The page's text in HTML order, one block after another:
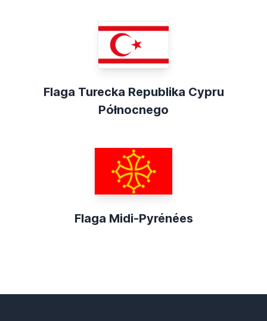
Flaga Turecka Republika Cypru
Północnego
Flaga Midi-Pyrénées